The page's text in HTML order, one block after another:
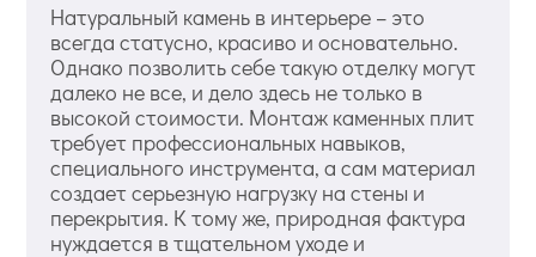
Натуральный камень в интерьере – это
всегда статусно, красиво и основательно.
Однако позволить себе такую отделку могут
далеко не все, и дело здесь не только в
высокой стоимости. Монтаж каменных плит
требует профессиональных навыков,
специального инструмента, а сам материал
создает серьезную нагрузку на стены и
перекрытия. К тому же, природная фактура
нуждается в тщательном уходе и